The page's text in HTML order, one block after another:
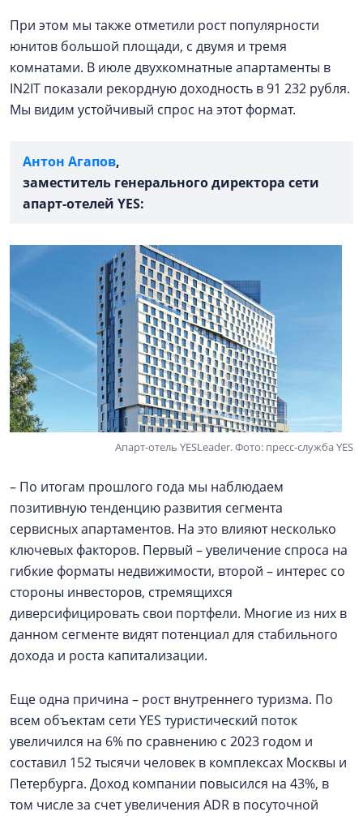
При этом мы также отметили рост популярности
юнитов большой площади, с двумя и тремя
комнатами. В июле двухкомнатные апартаменты в
IN2IT показали рекордную доходность в 91 232 рубля.
Мы видим устойчивый спрос на этот формат.
Антон Агапов,
заместитель генерального директора сети
апарт-отелей YES:
Апарт-отель YESLeader. Фото: пресс-служба YES
– По итогам прошлого года мы наблюдаем
позитивную тенденцию развития сегмента
сервисных апартаментов. На это влияют несколько
ключевых факторов. Первый – увеличение спроса на
гибкие форматы недвижимости, второй – интерес со
стороны инвесторов, стремящихся
диверсифицировать свои портфели. Многие из них в
данном сегменте видят потенциал для стабильного
дохода и роста капитализации.
Еще одна причина – рост внутреннего туризма. По
всем объектам сети YES туристический поток
увеличился на 6% по сравнению с 2023 годом и
составил 152 тысячи человек в комплексах Москвы и
Петербурга. Доход компании повысился на 43%, в
том числе за счет увеличения ADR в посуточной